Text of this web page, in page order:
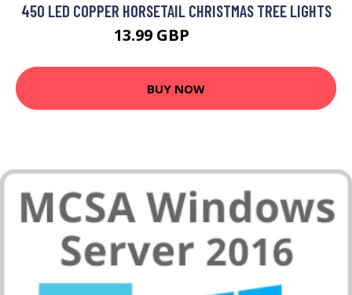
450 LED COPPER HORSETAIL CHRISTMAS TREE LIGHTS
13.99 GBP
BUY NOW